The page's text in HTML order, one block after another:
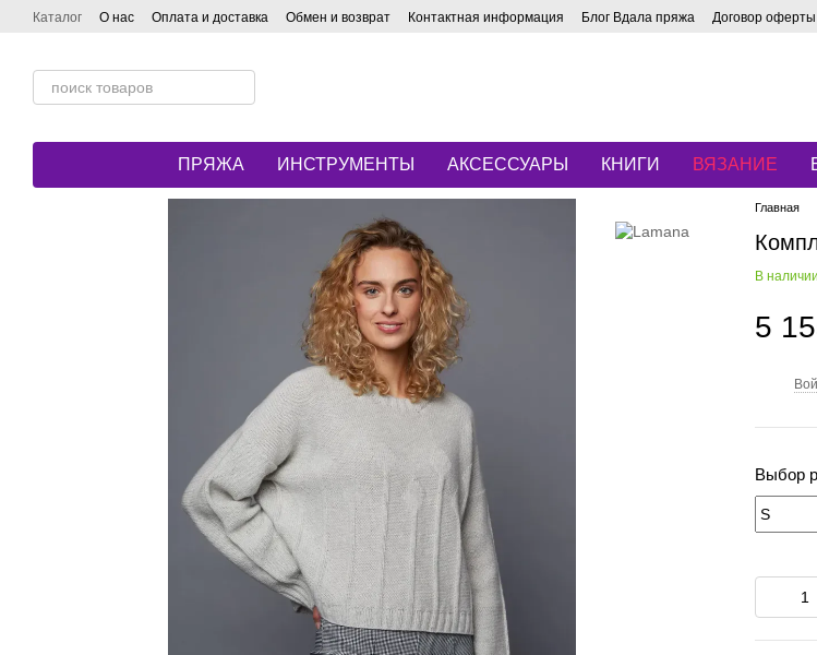
Перейти к основному контенту
Каталог О нас Оплата и доставка Обмен и возврат Контактная информация Блог Вдала пряжа Договор
ПРЯЖА ИНСТРУМЕНТЫ АКСЕССУАРЫ КНИГИ ВЯЗАНИЕ
Главная
В наличии
5
Выбор